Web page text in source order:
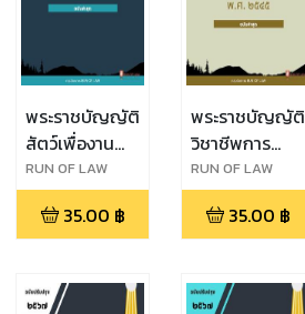
พระราชบัญญัติ
สัตว์เพื่องาน
ทาง
วิทยาศาสตร์
พ.ศ. ๒๕๕๘
RUN OF LAW
35.00 ฿
พระราชบัญญัติ
วิชาชีพการ
สัตวแพทย์ พ.ศ.
๒๕๔๕
RUN OF LAW
35.00 ฿